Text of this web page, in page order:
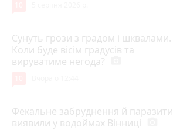
Сунуть грози з градом і шквалами.
Коли буде вісім градусів та
вируватиме негода?
Фекальне забруднення й паразити
виявили у водоймах Вінниці